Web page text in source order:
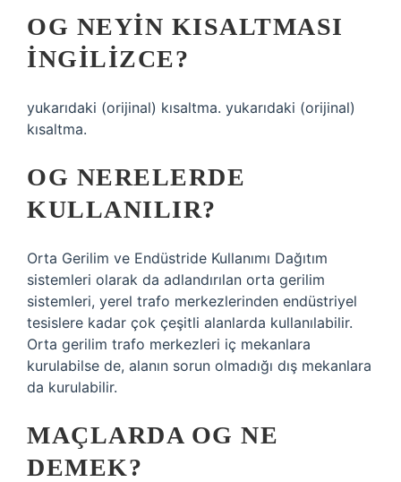
OG NEYIN KISALTMASI
INGILIZCE?
yukarıdaki (orijinal) kısaltma. yukarıdaki (orijinal)
kısaltma.
OG NERELERDE
KULLANILIR?
Orta Gerilim ve Endüstride Kullanımı Dağıtım
sistemleri olarak da adlandırılan orta gerilim
sistemleri, yerel trafo merkezlerinden endüstriyel
tesislere kadar çok çeşitli alanlarda kullanılabilir.
Orta gerilim trafo merkezleri iç mekanlara
kurulabilse de, alanın sorun olmadığı dış mekanlara
da kurulabilir.
MAÇLARDA OG NE
DEMEK?